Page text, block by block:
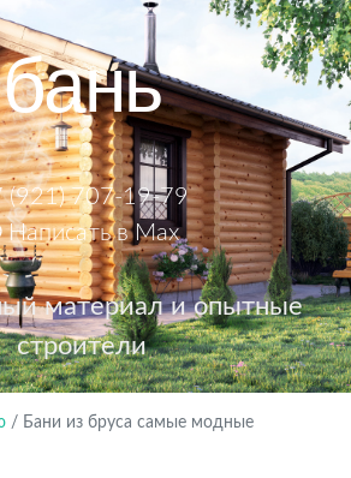
бань
(921) 707-19-79
Написать в Max
материал и опытные
строители
/ Бани из бруса самые модные